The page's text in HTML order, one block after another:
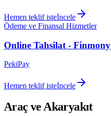
Hemen teklif isteİncele
Ödeme ve Finansal Hizmetler
Online Tahsilat - Finmony
PekiPay
Hemen teklif isteİncele
Araç ve Akaryakıt